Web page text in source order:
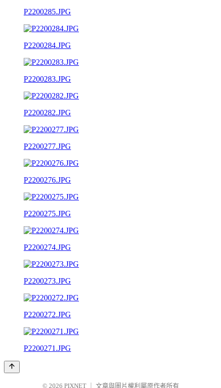
P2200285.JPG
P2200284.JPG
P2200283.JPG
P2200282.JPG
P2200277.JPG
P2200276.JPG
P2200275.JPG
P2200274.JPG
P2200273.JPG
P2200272.JPG
P2200271.JPG
© 2026 PIXNET 文章與圖片權利屬原作者所有